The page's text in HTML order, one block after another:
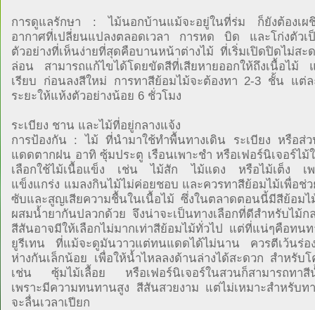
การดูแลรักษา : ไม้นอกบ้านแม้จะอยู่ในที่ร่ม ก็ยังต้องเผ
อากาศที่เปลี่ยนแปลงตลอดเวลา การหด บิด และโก่งตัวเ
ตัวอย่างที่เห็นง่ายที่สุดคือบานหน้าต่างไม้ ที่เริ่มเปิดปิดไม่สะ
ล่อน สามารถแก้ไขได้โดยขัดสีที่เสียหายออกให้ถึงเนื้อไม้
เรียบ ก่อนลงสีใหม่ การทาสีย้อมไม้จะต้องทา 2-3 ชั้น แต่ล
ระยะให้แห้งตัวอย่างน้อย 6 ชั่วโมง
ระเบียง ชาน และไม้ที่อยู่กลางแจ้ง
การป้องกัน : ไม้ ที่นำมาใช้ทำพื้นทางเดิน ระเบียง หรือส่ว
แดดตากฝน อาทิ ซุ้มประตู เรือนเพาะชำ หรือเฟอร์นิเจอร์ไม้
เลือกใช้ไม้เนื้อแข็ง เช่น ไม้สัก ไม้แดง หรือไม้เต็ง เพ
แข็งแกร่ง แมลงกินไม้ไม่ค่อยชอบ และควรทาสีย้อมไม้เพื่อช่
ซับและสูญเสียความชื้นในเนื้อไม้ ซึ่งในตลาดตอนนี้มีสีย้อม
ผสมน้ำยากันปลวกด้วย จึงน่าจะเป็นทางเลือกที่ดีสำหรับไม้ก
สีสันอาจมีให้เลือกไม่มากเท่าสีย้อมไม้ทั่วไป แต่ที่แน่ๆคือทน
ยูรีเทน ที่แม้จะดูมันวาวแต่ทนแดดได้ไม่นาน ควรตีเว้นร่อง
ห่างกันเล็กน้อย เพื่อให้น้ำไหลลงด้านล่างได้สะดวก สำหรับโ
เช่น ซุ้มไม้เลื้อย หรือเฟอร์นิเจอร์ในสวนก็สามารถทาสี
เพราะมีความทนทานสูง สีสันสวยงาม แต่ไม่เหมาะสำหรับท
จะลื่นเวลาเปียก